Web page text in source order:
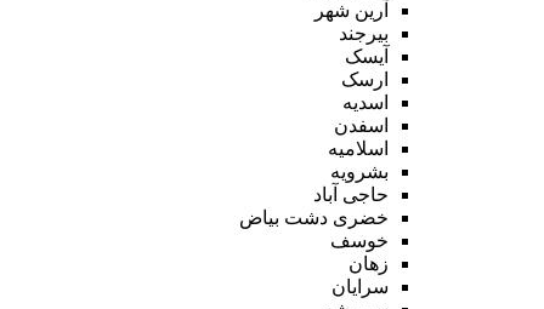
آرین شهر
بیرجند
آیسک
ارسک
اسدیه
اسفدن
اسلامیه
بشرویه
حاجی آباد
خضری دشت بیاض
خوسف
زهان
سرایان